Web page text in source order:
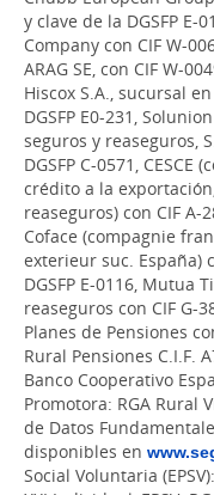
y clave de la DGSFP
Company con CIF W-
ARAG SE, con CIF W-
Hiscox S.A., sucursal
DGSFP E0-231,
seguros y reaseguros,
DGSFP C-0571,
crédito a la
reaseguros) con CIF A-
Coface (compagnie
exterieur suc. España)
DGSFP E-0116, Mutua
reaseguros con CIF G-
Planes de Pensiones
Rural Pensiones C.I.F.
Banco Cooperativo
Promotora: RGA Rural
de Datos
disponibles en
Social Voluntaria